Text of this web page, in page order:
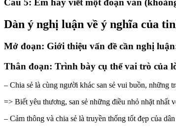
Câu 5: Em hãy viết một đoạn văn
Dàn ý nghị luận về ý nghĩa của
Mở đoạn: Giới thiệu vấn đề cần nghị
Thân đoạn: Trình bày cụ thể vai trò của
– Chia sẻ là cùng người khác san sẻ vui buồn, những
=> Biết yêu thương, san sẻ những điều nhỏ nhặt nhất
– Cảm thông và chia sẻ là truyền thống tốt đẹp của